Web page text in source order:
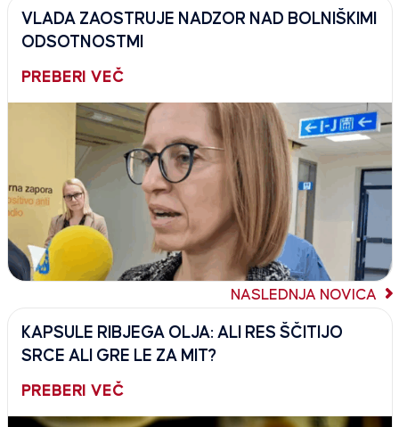
VLADA ZAOSTRUJE NADZOR NAD BOLNIŠKIMI
ODSOTNOSTMI
PREBERI VEČ
NASLEDNJA NOVICA
KAPSULE RIBJEGA OLJA: ALI RES ŠČITIJO
SRCE ALI GRE LE ZA MIT?
PREBERI VEČ